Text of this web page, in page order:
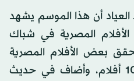
أن هذا الموسم يشهد
الأفلام المصرية في شباك
بعض الأفلام المصرية